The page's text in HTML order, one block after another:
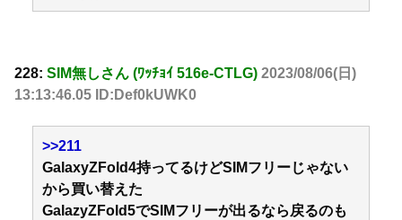
228: SIM無しさん (ﾜｯﾁｮｲ 516e-CTLG) 2023/08/06(日)
13:13:46.05 ID:Def0kUWK0
>>211
GalaxyZFold4持ってるけどSIMフリーじゃない
から買い替えた
GalazyZFold5でSIMフリーが出るなら戻るのも